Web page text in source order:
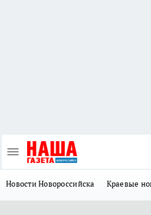
Новости Новороссийска Краевые